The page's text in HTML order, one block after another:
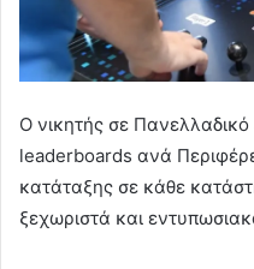
Ο νικητής σε Πανελλαδικό
leaderboards ανά
κατάταξης σε κάθε
ξεχωριστά και